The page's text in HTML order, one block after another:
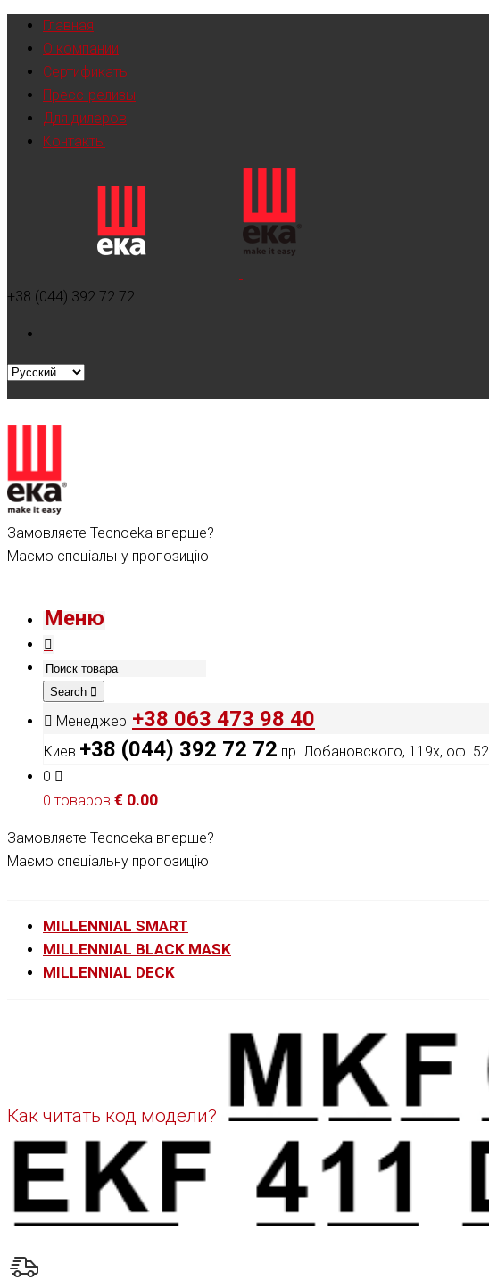
Главная
О компании
Сертификаты
Пресс-релизы
Для дилеров
Контакты
+38 (044) 392 72 72
Замовляєте Tecnoeka вперше?
Маємо спеціальну пропозицію
Меню
Search
Менеджер +38 063 473 98 40
Киев +38 (044) 392 72 72 пр. Лобановского, 119х, оф. 52
0
0 товаров € 0.00
Замовляєте Tecnoeka вперше?
Маємо спеціальну пропозицію
MILLENNIAL SMART
MILLENNIAL BLACK MASK
MILLENNIAL DECK
Как читать код модели?